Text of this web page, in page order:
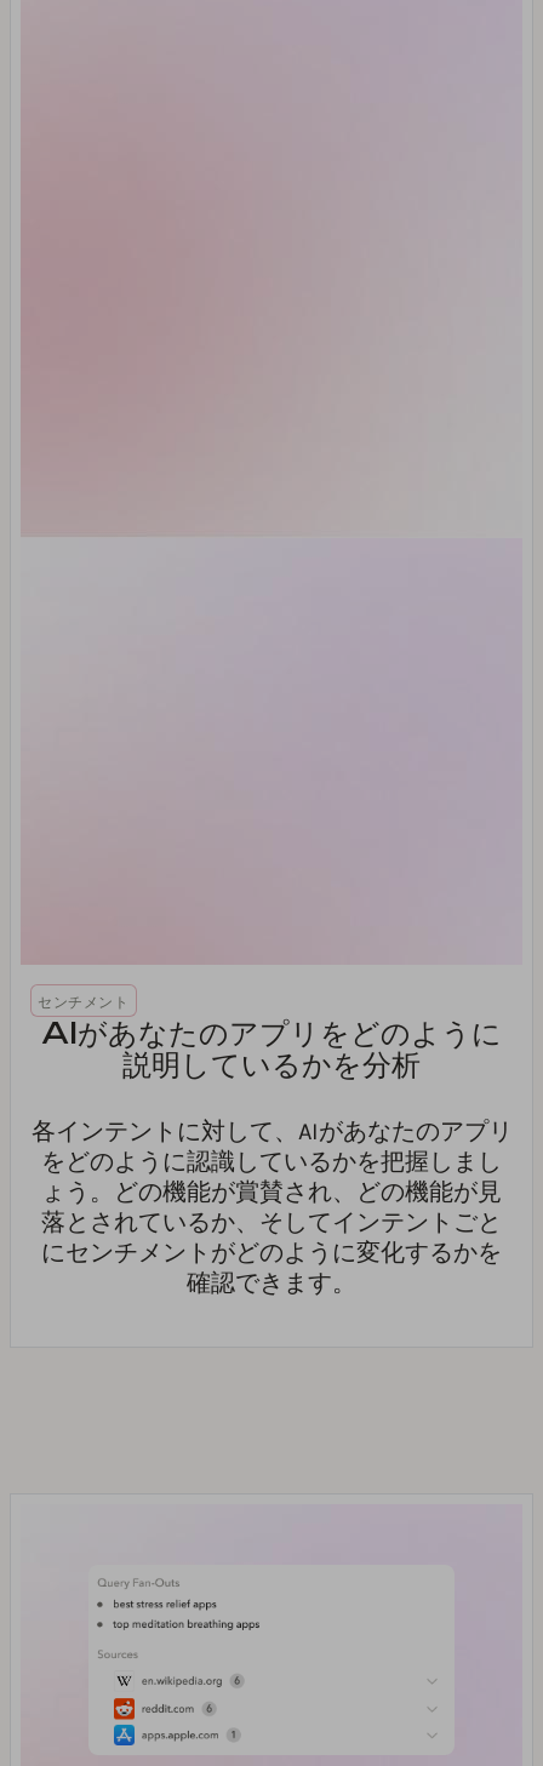
センチメント
AIがあなたのアプリをどのように
説明しているかを分析
各インテントに対して、AIがあなたのアプリ
をどのように認識しているかを把握しまし
ょう。どの機能が賞賛され、どの機能が見
落とされているか、そしてインテントごと
にセンチメントがどのように変化するかを
確認できます。